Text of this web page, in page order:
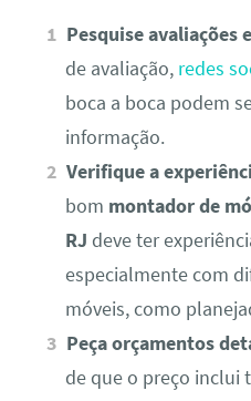
Pesquise avaliações
de avaliação, redes
boca a boca podem
informação.
Verifique a
bom montador de
RJ deve ter
especialmente com
móveis, como
Peça orçamentos
de que o preço inclui